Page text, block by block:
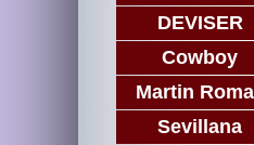
DEVISER
Cowboy
Martin
Sevillana